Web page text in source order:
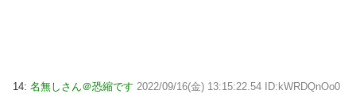
14: 名無しさん＠恐縮です 2022/09/16(金) 13:15:22.54 ID:kWRDQnOo0